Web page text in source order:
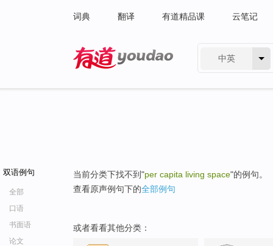
词典 翻译 有道精品课 云笔记
中英
双语例句
全部
口语
书面语
论文
当前分类下找不到"per capita living space"的例句。
查看原声例句下的全部例句
或者看看其他分类：